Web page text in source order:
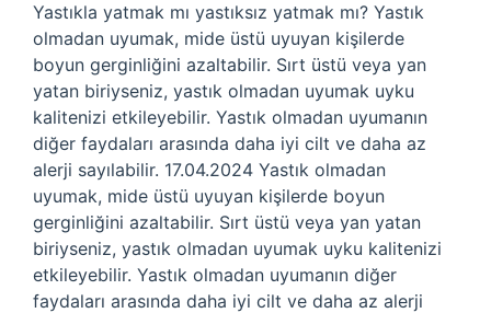
Yastıkla yatmak mı yastıksız yatmak mı? Yastık
olmadan uyumak, mide üstü uyuyan kişilerde
boyun gerginliğini azaltabilir. Sırt üstü veya yan
yatan biriyseniz, yastık olmadan uyumak uyku
kalitenizi etkileyebilir. Yastık olmadan uyumanın
diğer faydaları arasında daha iyi cilt ve daha az
alerji sayılabilir. 17.04.2024 Yastık olmadan
uyumak, mide üstü uyuyan kişilerde boyun
gerginliğini azaltabilir. Sırt üstü veya yan yatan
biriyseniz, yastık olmadan uyumak uyku kalitenizi
etkileyebilir. Yastık olmadan uyumanın diğer
faydaları arasında daha iyi cilt ve daha az alerji